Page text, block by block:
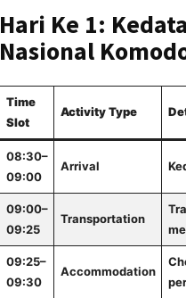
Hari Ke 1:
Nasional
Time
Slot
Activity Type
08:30–
09:00
Arrival
09:00–
09:25
Transportation
09:25–
09:30
Accommodation